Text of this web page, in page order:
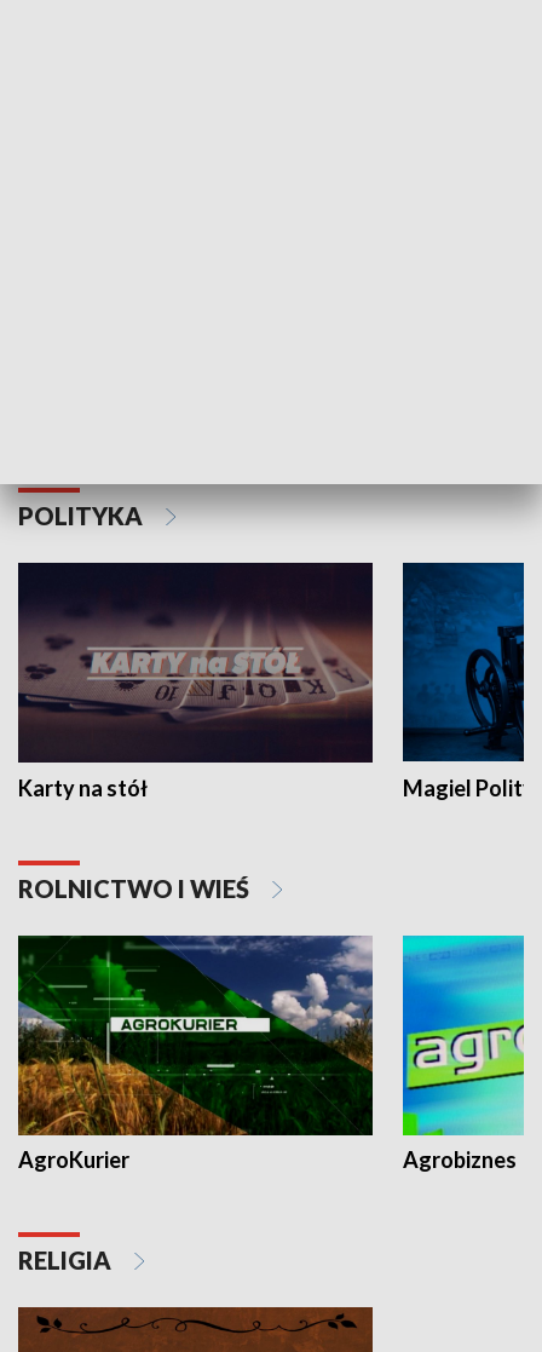
POLITYKA
Karty na stół Magiel
ROLNICTWO I WIEŚ
AgroKurier Agrobiznes
RELIGIA